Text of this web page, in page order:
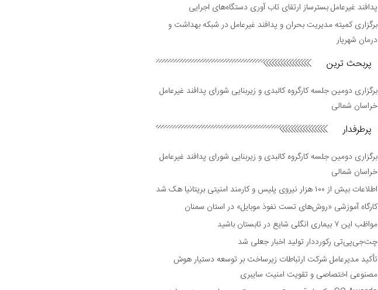
پدافند غیرعامل بسترساز ارتقای تاب آوری دستگاه‌های اجرایی
برگزاری کمیته مدیریت بحران و پدافند غیرعامل در شبکه بهداشت و
درمان شهریار
پربحث ترین
برگزاری دومین جلسه کارگروه کالبدی و زیربنایی شورای پدافند غیرعامل
خراسان شمالی
پرطرفدار
برگزاری دومین جلسه کارگروه کالبدی و زیربنایی شورای پدافند غیرعامل
خراسان شمالی
اطلاعات بیش از ۱۰۰ هزار نیروی پلیس و کارمند امنیتی بریتانیا هک شد
کارگاه آموزشی «روش‌های تست نفوذ موبایل» در استان سمنان
مواظب این ۷ بیماری انگلی شایع در تابستان باشید
چت‌جی‌پی‌تی رکورددار تولید اخبار جعلی شد
تأکید مدیرعامل شرکت ارتباطات زیرساخت بر توسعه دستیار هوش
مصنوعی اختصاصی و تقویت امنیت سایبری